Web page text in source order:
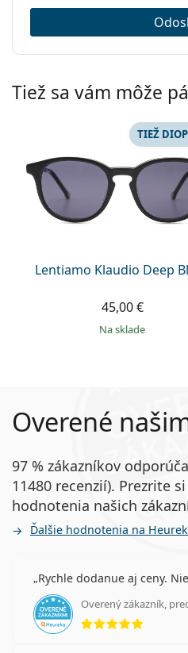
Tiež sa vám môže
Lentiamo Klaudio Deep
TIEŽ
45,00 €
na sklade
Overené
97 % zákazníkov
11480 recenzií). Prezrite
hodnotenia našich
Ďalšie hodnotenia na
Rychle dodanue aj ceny.
Overený zákazník,